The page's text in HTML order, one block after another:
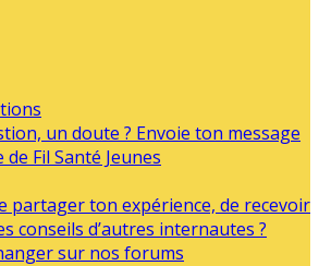
un doute ? Envoie ton message
de Fil Santé Jeunes
partager ton expérience, de recevoir
conseils d’autres internautes ?
sur nos forums